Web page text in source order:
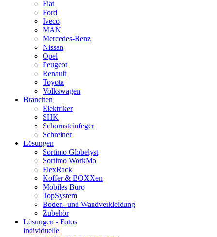
Fiat
Ford
Iveco
MAN
Mercedes-Benz
Nissan
Opel
Peugeot
Renault
Toyota
Volkswagen
Branchen
Elektriker
SHK
Schornsteinfeger
Schreiner
Lösungen
Sortimo Globelyst
Sortimo WorkMo
FlexRack
Koffer & BOXXen
Mobiles Büro
TopSystem
Boden- und Wandverkleidung
Zubehör
Lösungen - Fotos
individuelle